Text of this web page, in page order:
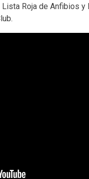
Roja de Anfibios